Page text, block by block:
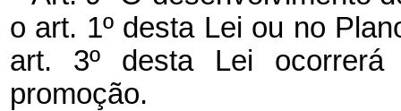
o art. 1º desta Lei ou no
art. 3º desta Lei ocorrerá
promoção.